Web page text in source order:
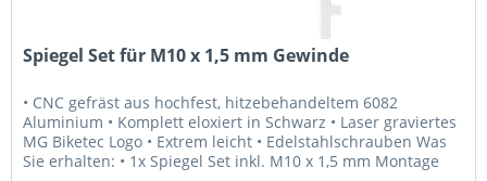
Spiegel Set für M10 x 1,5 mm Gewinde
• CNC gefräst aus hochfest, hitzebehandeltem 6082
Aluminium • Komplett eloxiert in Schwarz • Laser graviertes
MG Biketec Logo • Extrem leicht • Edelstahlschrauben Was
Sie erhalten: • 1x Spiegel Set inkl. M10 x 1,5 mm Montage